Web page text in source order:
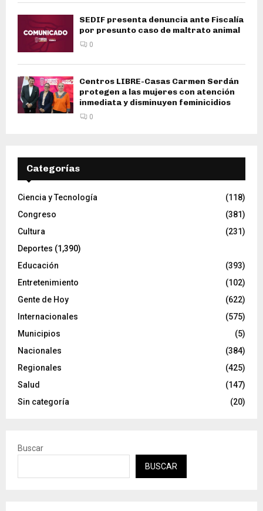
SEDIF presenta denuncia ante Fiscalía
por presunto caso de maltrato animal
0
Centros LIBRE-Casas Carmen Serdán
protegen a las mujeres con atención
inmediata y disminuyen feminicidios
0
Categorías
Ciencia y Tecnología
(118)
Congreso
(381)
Cultura
(231)
Deportes (1,390)
Educación
(393)
Entretenimiento
(102)
Gente de Hoy
(622)
Internacionales
(575)
Municipios
(5)
Nacionales
(384)
Regionales
(425)
Salud
(147)
Sin categoría
(20)
Buscar
BUSCAR